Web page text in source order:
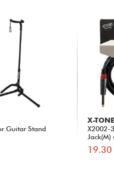
Guitar Stand
X-TONE
X2002-
Jack(M)
19.30